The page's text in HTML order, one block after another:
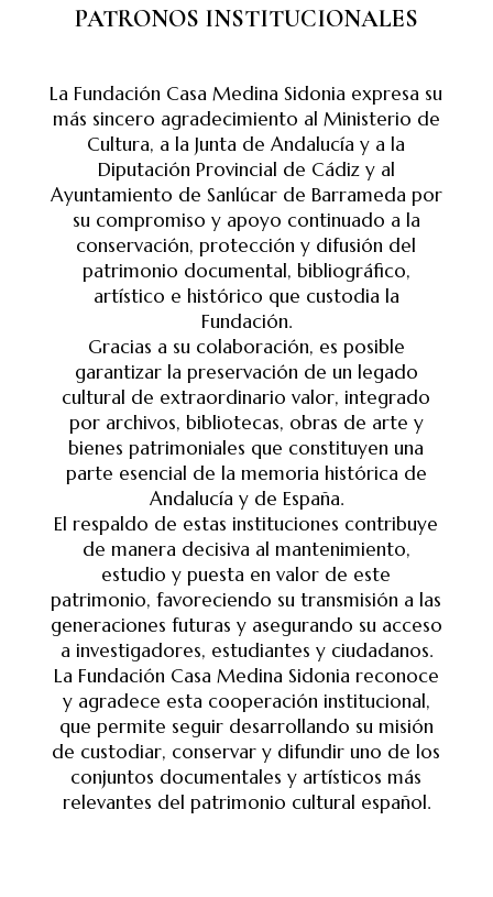
PATRONOS INSTITUCIONALES
La Fundación Casa Medina Sidonia expresa su
más sincero agradecimiento al Ministerio de
Cultura, a la Junta de Andalucía y a la
Diputación Provincial de Cádiz y al
Ayuntamiento de Sanlúcar de Barrameda por
su compromiso y apoyo continuado a la
conservación, protección y difusión del
patrimonio documental, bibliográfico,
artístico e histórico que custodia la
Fundación.
Gracias a su colaboración, es posible
garantizar la preservación de un legado
cultural de extraordinario valor, integrado
por archivos, bibliotecas, obras de arte y
bienes patrimoniales que constituyen una
parte esencial de la memoria histórica de
Andalucía y de España.
El respaldo de estas instituciones contribuye
de manera decisiva al mantenimiento,
estudio y puesta en valor de este
patrimonio, favoreciendo su transmisión a las
generaciones futuras y asegurando su acceso
a investigadores, estudiantes y ciudadanos.
La Fundación Casa Medina Sidonia reconoce
y agradece esta cooperación institucional,
que permite seguir desarrollando su misión
de custodiar, conservar y difundir uno de los
conjuntos documentales y artísticos más
relevantes del patrimonio cultural español.